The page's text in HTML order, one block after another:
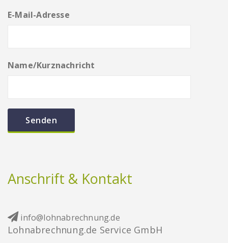
E-Mail-Adresse
Name/Kurznachricht
Anschrift & Kontakt
info@lohnabrechnung.de
Lohnabrechnung.de Service GmbH